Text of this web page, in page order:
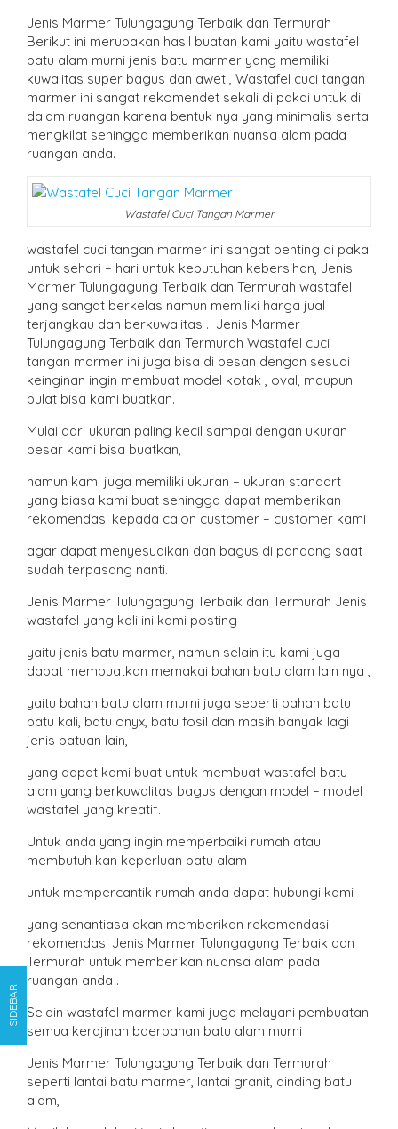
Jenis Marmer Tulungagung Terbaik dan Termurah
Berikut ini merupakan hasil buatan kami yaitu wastafel
batu alam murni jenis batu marmer yang memiliki
kuwalitas super bagus dan awet , Wastafel cuci tangan
marmer ini sangat rekomendet sekali di pakai untuk di
dalam ruangan karena bentuk nya yang minimalis serta
mengkilat sehingga memberikan nuansa alam pada
ruangan anda.
Wastafel Cuci Tangan Marmer
wastafel cuci tangan marmer ini sangat penting di pakai
untuk sehari – hari untuk kebutuhan kebersihan, Jenis
Marmer Tulungagung Terbaik dan Termurah wastafel
yang sangat berkelas namun memiliki harga jual
terjangkau dan berkuwalitas . Jenis Marmer
Tulungagung Terbaik dan Termurah Wastafel cuci
tangan marmer ini juga bisa di pesan dengan sesuai
keinginan ingin membuat model kotak , oval, maupun
bulat bisa kami buatkan.
Mulai dari ukuran paling kecil sampai dengan ukuran
besar kami bisa buatkan,
namun kami juga memiliki ukuran – ukuran standart
yang biasa kami buat sehingga dapat memberikan
rekomendasi kepada calon customer – customer kami
agar dapat menyesuaikan dan bagus di pandang saat
sudah terpasang nanti.
Jenis Marmer Tulungagung Terbaik dan Termurah Jenis
wastafel yang kali ini kami posting
yaitu jenis batu marmer, namun selain itu kami juga
dapat membuatkan memakai bahan batu alam lain nya ,
yaitu bahan batu alam murni juga seperti bahan batu
batu kali, batu onyx, batu fosil dan masih banyak lagi
jenis batuan lain,
yang dapat kami buat untuk membuat wastafel batu
alam yang berkuwalitas bagus dengan model – model
wastafel yang kreatif.
Untuk anda yang ingin memperbaiki rumah atau
membutuh kan keperluan batu alam
untuk mempercantik rumah anda dapat hubungi kami
yang senantiasa akan memberikan rekomendasi –
rekomendasi Jenis Marmer Tulungagung Terbaik dan
Termurah untuk memberikan nuansa alam pada
ruangan anda .
Selain wastafel marmer kami juga melayani pembuatan
semua kerajinan baerbahan batu alam murni
Jenis Marmer Tulungagung Terbaik dan Termurah
seperti lantai batu marmer, lantai granit, dinding batu
alam,
SIDEBAR